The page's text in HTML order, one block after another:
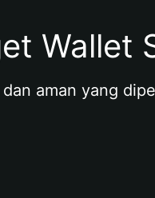
Wallet
aman yang